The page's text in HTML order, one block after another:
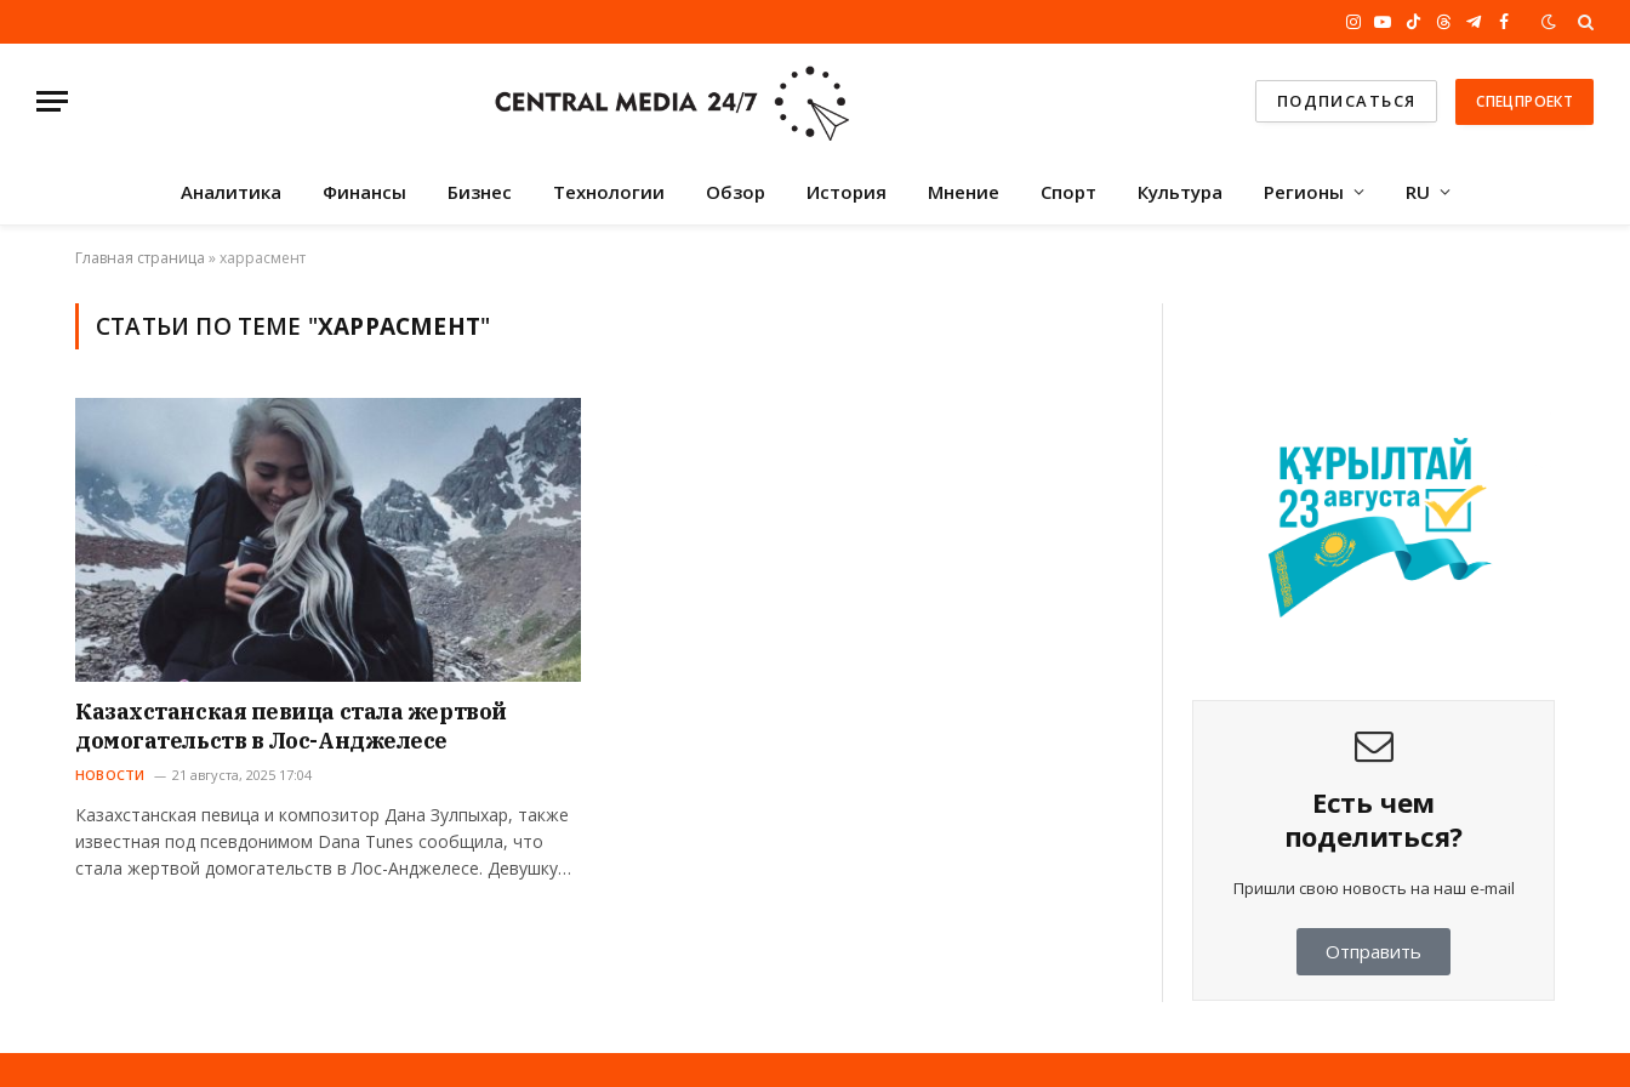
Instagram
YouTube
TikTokThreadsTelegram
Facebook
ПОДПИСАТЬСЯ СПЕЦПРОЕКТ
Аналитика Финансы Бизнес Технологии Обзор История Мнение Спорт Культура Регионы RU
Главная страница »харрасмент
СТАТЬИ ПО ТЕМЕ "ХАРРАСМЕНТ"
Казахстанская певица стала жертвой
домогательств в Лос-Анджелесе
НОВОСТИ 21 августа, 2025 17:04
Казахстанская певица и композитор Дана Зулпыхар, также
известная под псевдонимом Dana Tunes сообщила, что
стала жертвой домогательств в Лос-Анджелесе. Девушку…
Есть чем
поделиться?
Пришли свою новость на наш e-mail
Отправить